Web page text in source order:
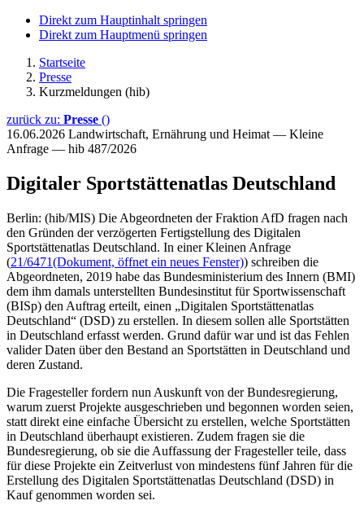
Direkt zum Hauptinhalt springen
Direkt zum Hauptmenü springen
Startseite
Presse
Kurzmeldungen (hib)
zurück zu: Presse ()
16.06.2026 Landwirtschaft, Ernährung und Heimat — Kleine
Anfrage — hib 487/2026
Digitaler Sportstättenatlas Deutschland
Berlin: (hib/MIS) Die Abgeordneten der Fraktion AfD fragen nach
den Gründen der verzögerten Fertigstellung des Digitalen
Sportstättenatlas Deutschland. In einer Kleinen Anfrage
(21/6471(Dokument, öffnet ein neues Fenster)) schreiben die
Abgeordneten, 2019 habe das Bundesministerium des Innern (BMI)
dem ihm damals unterstellten Bundesinstitut für Sportwissenschaft
(BISp) den Auftrag erteilt, einen „Digitalen Sportstättenatlas
Deutschland“ (DSD) zu erstellen. In diesem sollen alle Sportstätten
in Deutschland erfasst werden. Grund dafür war und ist das Fehlen
valider Daten über den Bestand an Sportstätten in Deutschland und
deren Zustand.
Die Fragesteller fordern nun Auskunft von der Bundesregierung,
warum zuerst Projekte ausgeschrieben und begonnen worden seien,
statt direkt eine einfache Übersicht zu erstellen, welche Sportstätten
in Deutschland überhaupt existieren. Zudem fragen sie die
Bundesregierung, ob sie die Auffassung der Fragesteller teile, dass
für diese Projekte ein Zeitverlust von mindestens fünf Jahren für die
Erstellung des Digitalen Sportstättenatlas Deutschland (DSD) in
Kauf genommen worden sei.